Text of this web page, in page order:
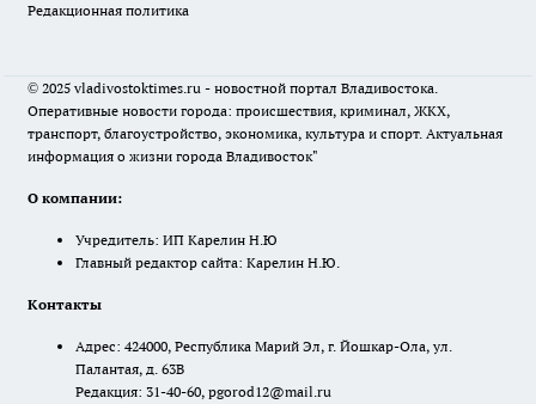
Редакционная политика
© 2025 vladivostoktimes.ru - новостной портал Владивостока.
Оперативные новости города: происшествия, криминал, ЖКХ,
транспорт, благоустройство, экономика, культура и спорт. Актуальная
информация о жизни города Владивосток"
О компании:
Учредитель: ИП Карелин Н.Ю
Главный редактор сайта: Карелин Н.Ю.
Контакты
Адрес: 424000, Республика Марий Эл, г. Йошкар-Ола, ул.
Палантая, д. 63В
Редакция: 31-40-60, pgorod12@mail.ru